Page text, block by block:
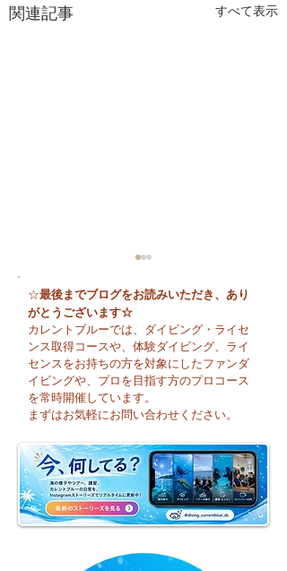
関連記事 すべて表示
「いよいよお盆休み！
今日は平沢でOWコー
☆最後までブログをお読みいただき、あり
がとうございます☆
カレントブルーでは、ダイビング・ライセ
ンス取得コースや、体験ダイビング、ライ
センスをお持ちの方を対象にしたファンダ
イビングや、プロを目指す方のプロコース
を常時開催しています。
まずはお気軽にお問い合わせください。